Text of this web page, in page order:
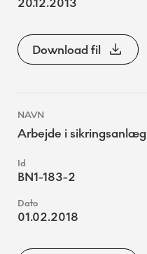
20.12.2013
Download fil
Arbejde i sikringsanlæg
BN1-183-2
01.02.2018